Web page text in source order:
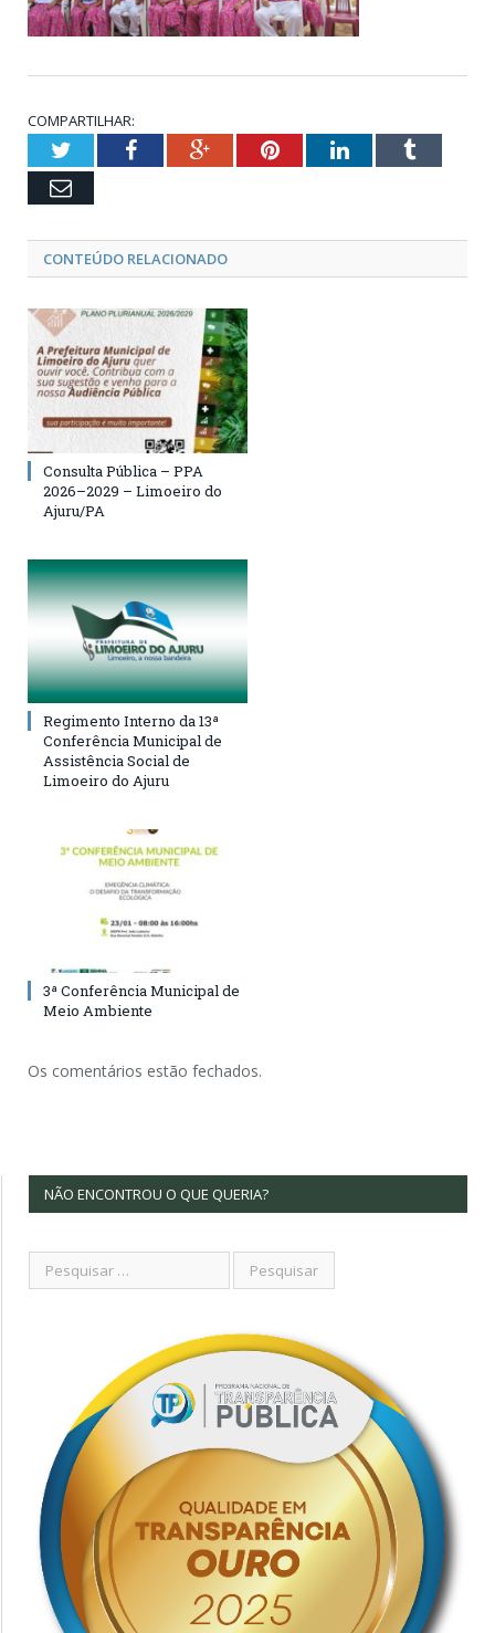
COMPARTILHAR:
TwitterFacebookGoogle+PinterestLinkedInTumblr
Email
CONTEÚDO RELACIONADO
Consulta Pública – PPA
2026–2029 – Limoeiro do
Ajuru/PA
Regimento Interno da 13ª
Conferência Municipal de
Assistência Social de
Limoeiro do Ajuru
3ª Conferência Municipal de
Meio Ambiente
Os comentários estão fechados.
NÃO ENCONTROU O QUE QUERIA?